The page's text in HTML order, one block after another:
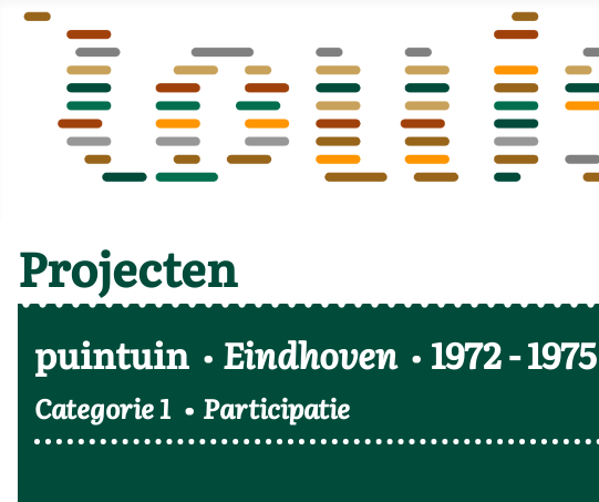
Projecten
puintuin Eindhoven 1972-1975
Categorie 1 Participatie